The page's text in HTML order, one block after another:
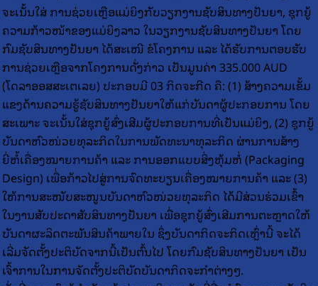
ຈະເນັ້ນໃສ່ ການຊ່ວຍເຫຼືອແມ່ຍິງກັບວຽກງານຊັບສິນທາງປັນຍາ, ຊຸກຍູ້
ຄວາມກ້າວໜ້າຂອງແມ່ຍິງລາວ ໃນວຽກງານຊັບສິນທາງປັນຍາ ໂດຍ
ກົມຊັບສິນທາງປັນຍາ ໄດ້ສະເໜີ ຂໍໂຄງການ ແລະ ໄດ້ຮັບການຕອບຮັບ
ການຊ່ວຍເຫຼືອຈາກໂຄງການດັ່ງກ່າວ ເປັນມູນຄ່າ 335.000 AUD
(ໂດລາອອສສະເຕເລຍ) ປະກອບມີ 03 ກິດຈະກີດ ຄື: (1) ສ້າງຄວາມເຂັ້ມ
ແຂງດ້ານຄວາມຮູ້ຊັບສິນທາງປັນຍາໃຫ້ແກ່ບັນດາຜູ້ປະກອບການ ໂດຍ
ສະເພາະ ຈະເນັ້ນໃສ່ຊຸກຍູ້ສົ່ງເສີມຜູ້ປະກອບການທີ່ເປັນແມ່ຍິງ, (2) ຊຸກຍູ້
ບັນດາຫົວໜ່ວຍທຸລະກິດໃນການພັດທະນາທຸລະກິດ ຜ່ານການສ້າງ
ຍີ່ຫໍ້ເຄື່ອງໝາຍການຄ້າ ແລະ ການອອກແບບສິ່ງຫຸ້ມຫໍ່ (Packaging
Design) ເພື່່ອກ້າວໄປສູ່ການຈົດທະບຽນເຄື່ອງໝາຍການຄ້າ ແລະ (3)
ໃຫ້ການສະໜັບສະໜູນບັນດາຫົວໜ່ວຍທຸລະກິດ ໄດ້ມີສ່ວນຮ່ວມເຂົ້າ
ໃນງານສັບປະດາສັບສິນທາງປັນຍາ ເພື່ອຊຸກຍູ້ສົ່ງເສີມການຕະຫຼາດໃຫ້
ບັນດາຜະລິດຕະພັນສິນຄ້າພາຍໃນ ຊຶ່ງບັນດາກິດຈະກິດເຫຼົ່ານີ້ ຈະໄດ້
ເລີ່ມຈັດຕັ້ງປະຕິບັດຈາກນີ້ເປັນຕົ້ນໄປ ໂດຍກົມຊັບສິນທາງປັນຍາ ເປັນ
ເຈົ້າການໃນການຈັດຕັ້ງປະຕິບັດບັນດາກິດຈະກໍາຕ່າງໆ.